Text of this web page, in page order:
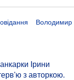
Володимир
Ірини
з авторкою.